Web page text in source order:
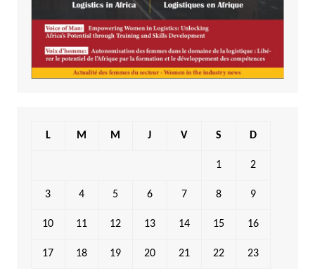
L M M J V S D
1 2
3 4 5 6 7 8 9
10 11 12 13 14 15 16
17 18 19 20 21 22 23